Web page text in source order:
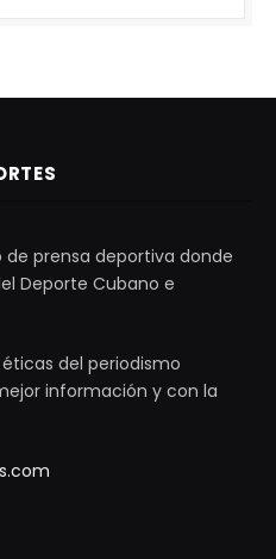
de prensa deportiva donde
Deporte Cubano e
del periodismo
información y con la